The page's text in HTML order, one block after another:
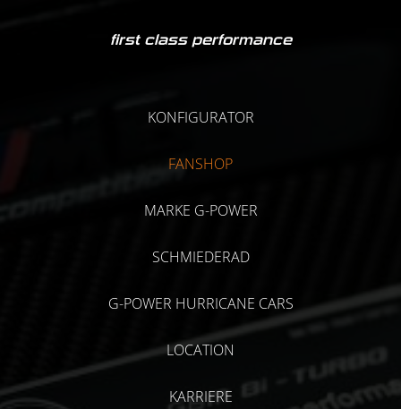
first class performance
KONFIGURATOR
FANSHOP
MARKE G-POWER
SCHMIEDERAD
G-POWER HURRICANE CARS
LOCATION
KARRIERE